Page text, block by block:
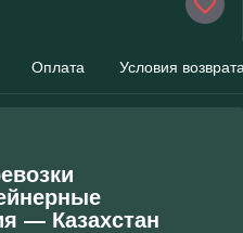
Оплата Условия
― Казахстан